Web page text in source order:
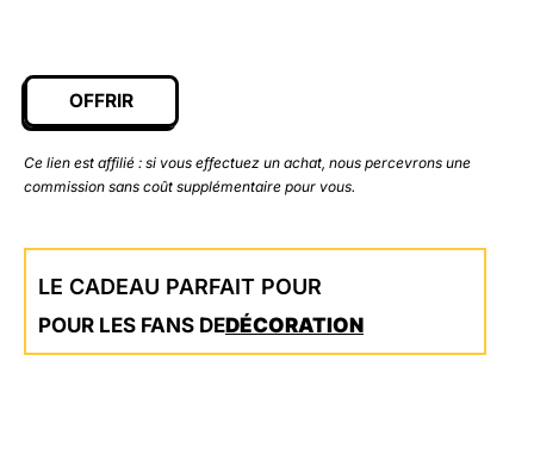
OFFRIR
Ce lien est affilié : si vous effectuez un achat, nous percevrons une
commission sans coût supplémentaire pour vous.
LE CADEAU PARFAIT POUR
POUR LES FANS DEDÉCORATION